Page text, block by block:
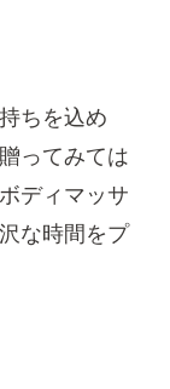
ちを込め
ってみては
ディマッサ
な時間をプ